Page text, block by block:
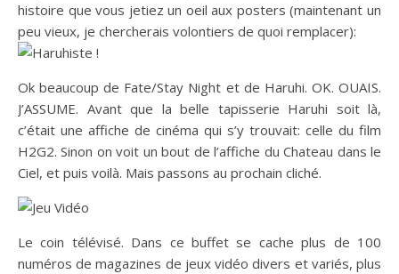
histoire que vous jetiez un oeil aux posters (maintenant un
peu vieux, je chercherais volontiers de quoi remplacer):
Ok beaucoup de Fate/Stay Night et de Haruhi. OK. OUAIS.
J’ASSUME. Avant que la belle tapisserie Haruhi soit là,
c’était une affiche de cinéma qui s’y trouvait: celle du film
H2G2. Sinon on voit un bout de l’affiche du Chateau dans le
Ciel, et puis voilà. Mais passons au prochain cliché.
Le coin télévisé. Dans ce buffet se cache plus de 100
numéros de magazines de jeux vidéo divers et variés, plus